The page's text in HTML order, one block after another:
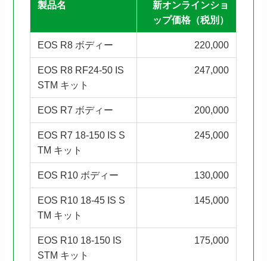
製品名
新オンラインショ
ップ価格（税別）
EOS R8 ボディー 220,000
EOS R8 RF24-50 IS
STM キット
247,000
EOS R7 ボディー 200,000
EOS R7 18-150 IS S
TM キット
245,000
EOS R10 ボディー 130,000
EOS R10 18-45 IS S
TM キット
145,000
EOS R10 18-150 IS
STM キット
175,000